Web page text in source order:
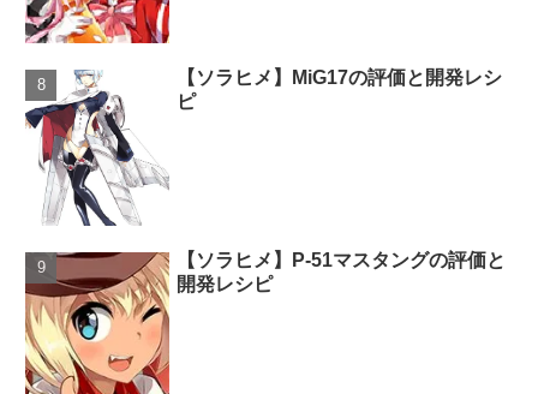
【ソラヒメ】MiG17の評価と開発レシ
ピ
【ソラヒメ】P-51マスタングの評価と
開発レシピ